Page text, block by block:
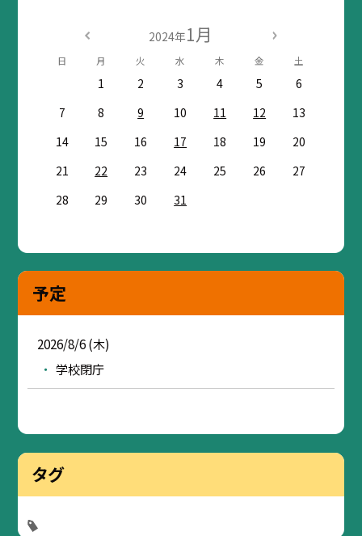
2024年1月
日 月 火 水 木 金 土
1 2 3 4 5
6
7
8 9 10 11 12
13
14
15 16 17 18 19
20
21
22 23 24 25 26
27
28
29 30 31
予定
2026/8/6 (木)
学校閉庁
タグ